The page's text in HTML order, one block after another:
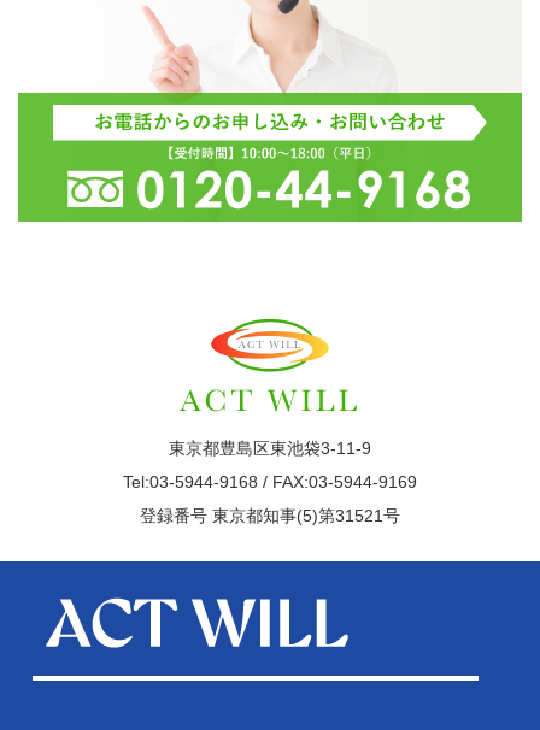
東京都豊島区東池袋3-11-9
Tel:03-5944-9168 / FAX:03-5944-9169
登録番号 東京都知事(5)第31521号